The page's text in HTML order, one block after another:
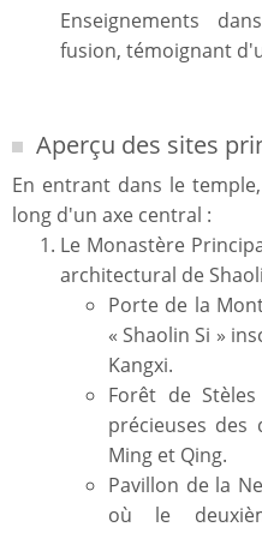
Enseignements
fusion, témoignant
Aperçu des sites
En entrant dans le
long d'un axe central :
Le Monastère
architectural de
Porte de la
« Shaolin Si »
Kangxi.
Forêt de
précieuses des
Ming et Qing.
Pavillon de la
où le